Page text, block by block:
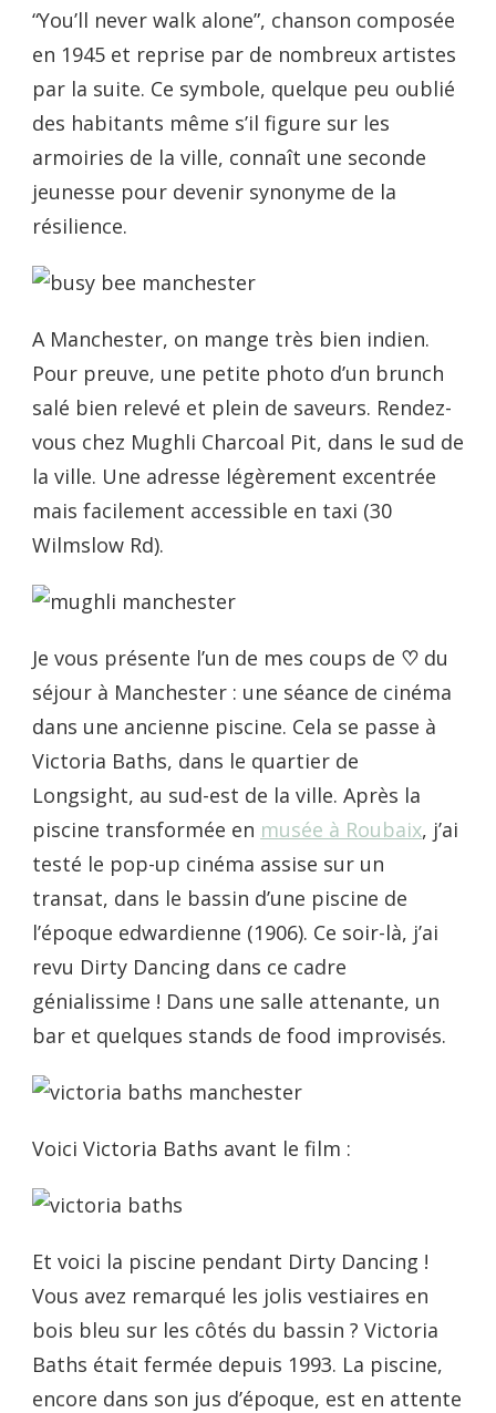
“You’ll never walk alone”, chanson composée
en 1945 et reprise par de nombreux artistes
par la suite. Ce symbole, quelque peu oublié
des habitants même s’il figure sur les
armoiries de la ville, connaît une seconde
jeunesse pour devenir synonyme de la
résilience.
A Manchester, on mange très bien indien.
Pour preuve, une petite photo d’un brunch
salé bien relevé et plein de saveurs. Rendez-
vous chez Mughli Charcoal Pit, dans le sud de
la ville. Une adresse légèrement excentrée
mais facilement accessible en taxi (30
Wilmslow Rd).
Je vous présente l’un de mes coups de ♡ du
séjour à Manchester : une séance de cinéma
dans une ancienne piscine. Cela se passe à
Victoria Baths, dans le quartier de
Longsight, au sud-est de la ville. Après la
piscine transformée en musée à Roubaix, j’ai
testé le pop-up cinéma assise sur un
transat, dans le bassin d’une piscine de
l’époque edwardienne (1906). Ce soir-là, j’ai
revu Dirty Dancing dans ce cadre
génialissime ! Dans une salle attenante, un
bar et quelques stands de food improvisés.
Voici Victoria Baths avant le film :
Et voici la piscine pendant Dirty Dancing !
Vous avez remarqué les jolis vestiaires en
bois bleu sur les côtés du bassin ? Victoria
Baths était fermée depuis 1993. La piscine,
encore dans son jus d’époque, est en attente